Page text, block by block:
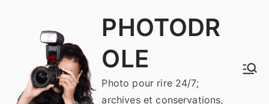
PHOTODR
OLE
Photo pour rire 24/7;
archives et conservations,